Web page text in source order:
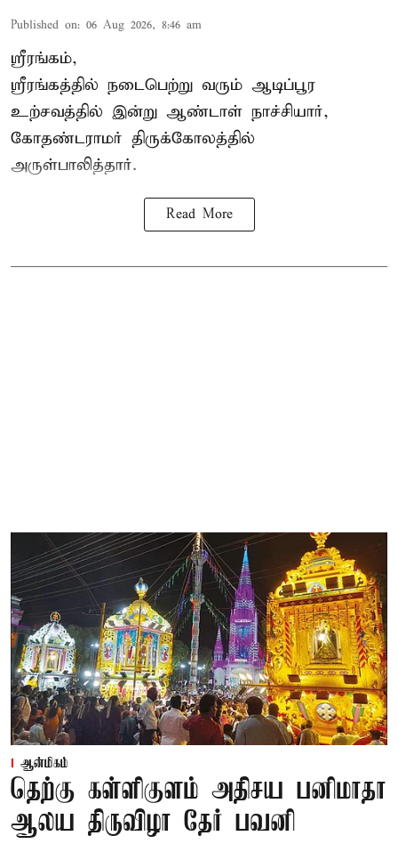
Published on: 06 Aug 2026, 8:46 am
ஸ்ரீரங்கம்,
ஸ்ரீரங்கத்தில் நடைபெற்று வரும் ஆடிப்பூர
உற்சவத்தில் இன்று ஆண்டாள் நாச்சியார்,
கோதண்டராமர் திருக்கோலத்தில்
அருள்பாலித்தார்.
Read More
ஆன்மிகம்
தெற்கு கள்ளிகுளம் அதிசய பனிமாதா
ஆலய திருவிழா தேர் பவனி